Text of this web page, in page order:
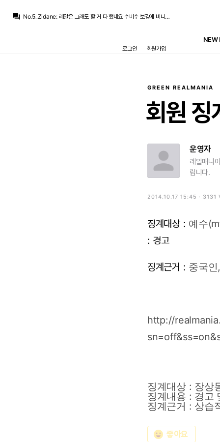
question_answer No.5_Zidane: 레알은 그래도 할 거 다 했네요 수비수 보강에 비니 재계약에 윙포 추가에
일단 로드리가 바르샤, 레알 모두 가능하다고 얘기해주고
페페 알바레스) 디오망디는 레알 역사상 가장 비싼 계약이 될 것이며, 상황에 따라 €135.8M을 초과할 수 있음
NEW
로그인 회원가입
GREEN REALMANIA
회원 징
운영자
레알매니
립니다.
2014.10.17 15:45 · 3131
징계대상 : 예수
: 경고
징계근거 : 중국
http://
징계대상 : 장상
징계내용 : 경고
징계근거 : 상습
emoji_emotions 좋아요